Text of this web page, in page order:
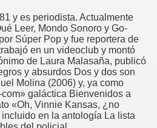
y es periodista. Actualmente
Leer, Mondo Sonoro y Go-
Súper Pop y fue reportera de
en un videoclub y montó
de Laura Malasaña, publicó
y absurdos Dos y dos son
Molina (2006) y, ya como
galáctica Bienvenidos a
«Oh, Vinnie Kansas, ¿no
en la antología La lista